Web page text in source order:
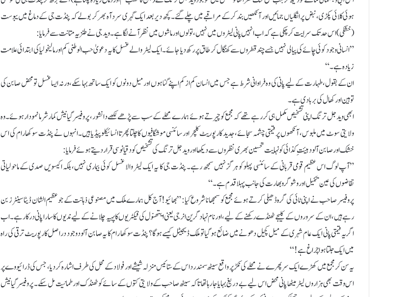
ہوئی کلائی پکڑی، نبض پر انگلیاں جمائیں اور آنکھیں بند کر کے مراقبے میں چلے گئے۔ کچھ دیر بعد ایک گہری سرد آہ بھر کر بولے کہ پنڈت جی کے دماغ میں یبوست
(خشکی) اس حد تک سرایت کر چکی ہے کہ اب انہیں پانی لیٹروں میں نہیں، تولوں اور ماشوں میں نظر آنے لگا ہے۔ وید جی نے طنزیہ متانت سے فرمایا:
”انسانی وجود کوئی چائے کی پیالی نہیں جسے چند قطروں سے کھنگال کر طاق پر رکھ دیا جائے۔ ایک لیٹر والے غسل کا یہ دعویٰ حب الوطنی کم اور مالیخولیا کی ابتدائی علامت
زیادہ ہے۔“
ان کے بقول، طہارت کے لیے پانی کی وہ فراوانی شرط ہے جس میں انسان کم از کم اپنے گناہوں اور میل دونوں کو ایک ساتھ بہا سکے، ورنہ ایسا غسل تو محض صابن کی
توہین اور کھال کی بربادی ہے۔
ابھی وید جل ترنگ اپنی تشخیص مکمل ہی کر رہے تھے کہ مجمع کو چیرتے ہوئے ہمارے محلے کے سب سے پڑھے لکھے دانشور، پروفیسر گیانیش کمار شرما نمودار ہوئے۔ وہ
ولایتی سوٹ میں ملبوس، آنکھوں پر قیمتی چشمہ سجائے، جدید کارپوریٹ کلچر اور سائنسی موشگافیوں کا چلتا پھرتا انسائیکلوپیڈیا ہیں۔ انہوں نے پنڈت سوکھا رام کی اس
خشک اور صابن آلود ہیئتِ کذائی کو نہایت تحسین بھری نظروں سے دیکھا اور وید جل ترنگ کی تشخیص کو دقیانوسی قرار دیتے ہوئے فرمایا:
”آپ لوگ اس عظیم قومی قربانی کے سائنسی پہلو کو ہرگز نہیں سمجھ رہے۔ پنڈت جی کا یہ ایک لیٹر والا غسل کوئی بیماری نہیں، بلکہ اکیسویں صدی کے ماحولیاتی
تقاضوں کی عین تکمیل اور وشو گرو بھارت کی جانب پہلا قدم ہے۔“
پروفیسر صاحب نے اپنی ٹائی کی گرہ ڈھیلی کرتے ہوئے مجمع کو سمجھانا شروع کیا: ”بھائیو! آج کل ہمارے ملک میں مصنوعی ذہانت کے جو عظیم الشان ڈیٹا سینٹرز بن
رہے ہیں، ان کے سروروں کے کلیجے ٹھنڈے رکھنے کے لیے، اور نام نہاد گرین انرجی یعنی ایتھنول کی فیکٹریوں کا پہیہ چلانے کے لیے ندیوں کا سارا پانی درکار ہے۔ اب
اگر یہ قیمتی پانی ایک عام شہری کے میل کچیل دھونے میں ضائع ہو گیا تو ملک ڈیجیٹل کیسے ہوگا؟ پنڈت سوکھا رام کا یہ صابن آلود وجود دراصل کارپوریٹ ترقی کی راہ
میں ایک جلتا ہوا چراغ ہے!“
یہ سن کر مجمع میں کھڑے ایک سرپھرے نے محلے کی نکڑ پر واقع سیٹھ سمندر داس کے ستائیس منزلہ شیشے اور فولاد کے محل کی طرف اشارہ کر دیا، جس کی ڈرائیو وے پر
اس وقت بھی ہزاروں لیٹر میٹھا پانی محض اس لیے بے دریغ بہایا جا رہا تھا تاکہ سیٹھ صاحب کے ولایتی کتوں کے سائے کو ٹھنڈک اور طمانیت مل سکے۔ پروفیسر گیانیش